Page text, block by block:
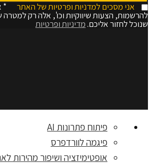
אני מסכים למדניות ופרטיות של האתר *
להרשמות, הצעות שיווקיות וכו', אלה רק
שנוכל לחזור אליכם.מדיניות ופרטיות
פיתוח פתרונות AI
פיגמה לוורדפרס
אופטימיזציה ושיפור מהירות